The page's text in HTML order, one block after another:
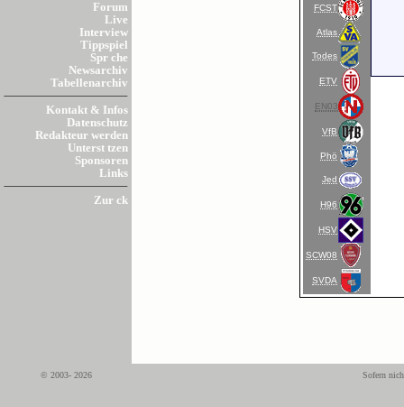
Forum
Live
Interview
Tippspiel
Spr che
Newsarchiv
Tabellenarchiv
Kontakt & Infos
Datenschutz
Redakteur werden
Unterst tzen
Sponsoren
Links
Zur ck
FCST
Atlas
Todes
ETV
EN03
VfB
Phö
Jed
H96
HSV
SCW08
SVDA
© 2003- 2026 Sofern